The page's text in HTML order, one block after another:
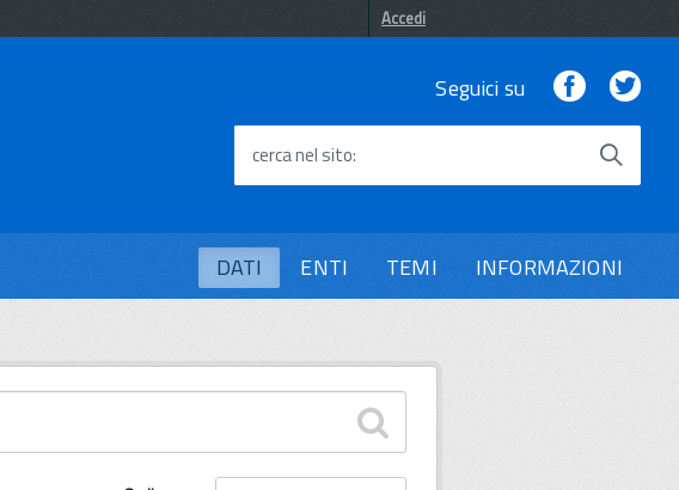
Accedi
Seguici su Facebook
cerca nel sito
DATI ENTI TEMI INFORMAZIONI